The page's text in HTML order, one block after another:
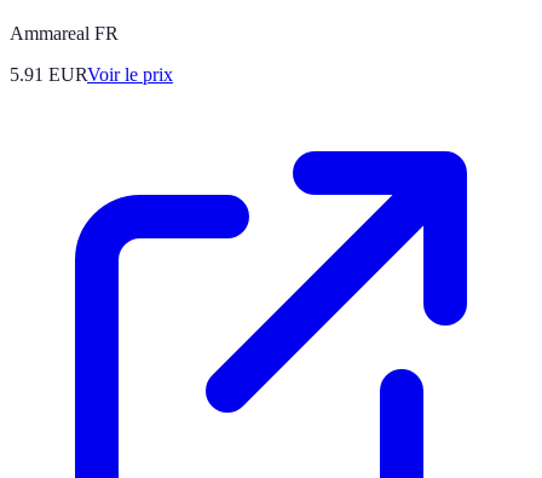
Ammareal FR
5.91 EURVoir le prix